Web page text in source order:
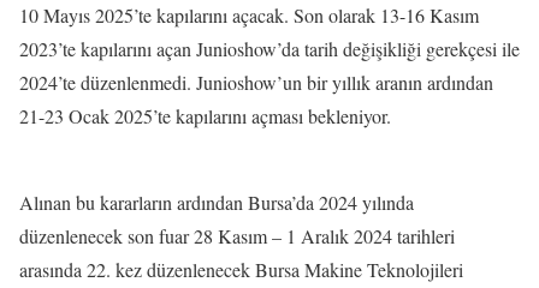
10 Mayıs 2025’te kapılarını açacak. Son olarak 13-16 Kasım
2023’te kapılarını açan Junioshow’da tarih değişikliği gerekçesi ile
2024’te düzenlenmedi. Junioshow’un bir yıllık aranın ardından
21-23 Ocak 2025’te kapılarını açması bekleniyor.
Alınan bu kararların ardından Bursa’da 2024 yılında
düzenlenecek son fuar 28 Kasım – 1 Aralık 2024 tarihleri
arasında 22. kez düzenlenecek Bursa Makine Teknolojileri